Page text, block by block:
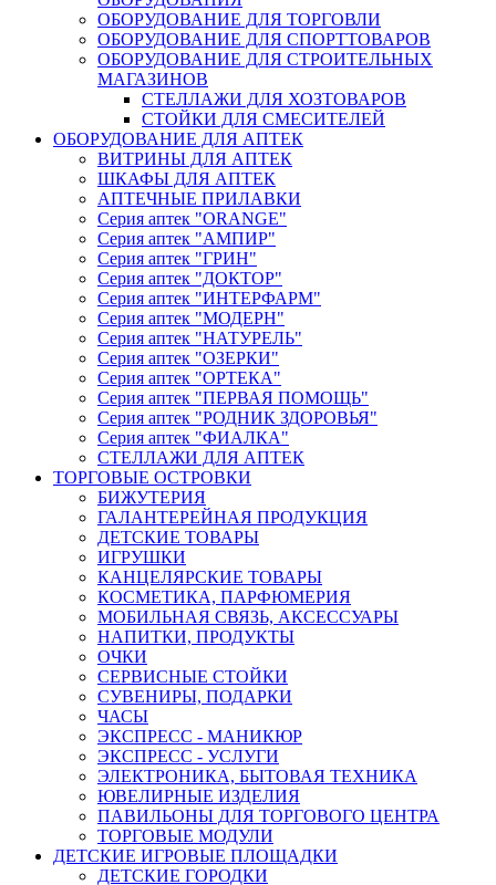
ОБОРУДОВАНИЕ ДЛЯ ТОРГОВЛИ
ОБОРУДОВАНИЕ ДЛЯ СПОРТТОВАРОВ
ОБОРУДОВАНИЕ ДЛЯ СТРОИТЕЛЬНЫХ
МАГАЗИНОВ
СТЕЛЛАЖИ ДЛЯ ХОЗТОВАРОВ
СТОЙКИ ДЛЯ СМЕСИТЕЛЕЙ
ОБОРУДОВАНИЕ ДЛЯ АПТЕК
ВИТРИНЫ ДЛЯ АПТЕК
ШКАФЫ ДЛЯ АПТЕК
АПТЕЧНЫЕ ПРИЛАВКИ
Серия аптек "ORANGE"
Серия аптек "АМПИР"
Серия аптек "ГРИН"
Серия аптек "ДОКТОР"
Серия аптек "ИНТЕРФАРМ"
Серия аптек "МОДЕРН"
Серия аптек "НАТУРЕЛЬ"
Серия аптек "ОЗЕРКИ"
Серия аптек "ОРТЕКА"
Серия аптек "ПЕРВАЯ ПОМОЩЬ"
Серия аптек "РОДНИК ЗДОРОВЬЯ"
Серия аптек "ФИАЛКА"
СТЕЛЛАЖИ ДЛЯ АПТЕК
ТОРГОВЫЕ ОСТРОВКИ
БИЖУТЕРИЯ
ГАЛАНТЕРЕЙНАЯ ПРОДУКЦИЯ
ДЕТСКИЕ ТОВАРЫ
ИГРУШКИ
КАНЦЕЛЯРСКИЕ ТОВАРЫ
КОСМЕТИКА, ПАРФЮМЕРИЯ
МОБИЛЬНАЯ СВЯЗЬ, АКСЕССУАРЫ
НАПИТКИ, ПРОДУКТЫ
ОЧКИ
СЕРВИСНЫЕ СТОЙКИ
СУВЕНИРЫ, ПОДАРКИ
ЧАСЫ
ЭКСПРЕСС - МАНИКЮР
ЭКСПРЕСС - УСЛУГИ
ЭЛЕКТРОНИКА, БЫТОВАЯ ТЕХНИКА
ЮВЕЛИРНЫЕ ИЗДЕЛИЯ
ПАВИЛЬОНЫ ДЛЯ ТОРГОВОГО ЦЕНТРА
ТОРГОВЫЕ МОДУЛИ
ДЕТСКИЕ ИГРОВЫЕ ПЛОЩАДКИ
ДЕТСКИЕ ГОРОДКИ